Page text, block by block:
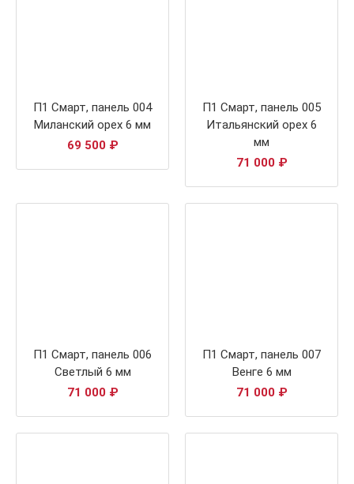
П1 Смарт, панель 004
Миланский орех 6 мм
69 500 ₽
П1 Смарт, панель 005
Итальянский орех 6
мм
71 000 ₽
П1 Смарт, панель 006
Светлый 6 мм
71 000 ₽
П1 Смарт, панель 007
Венге 6 мм
71 000 ₽